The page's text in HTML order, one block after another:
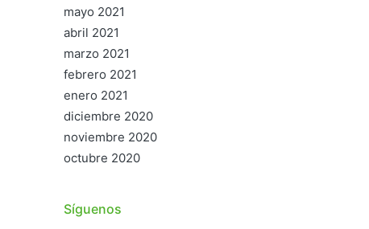
mayo 2021
abril 2021
marzo 2021
febrero 2021
enero 2021
diciembre 2020
noviembre 2020
octubre 2020
Síguenos